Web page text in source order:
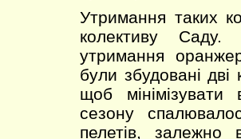
Утримання таких
колективу Саду.
утримання
були збудовані
щоб мінімізувати
сезону
пелетів, залежно